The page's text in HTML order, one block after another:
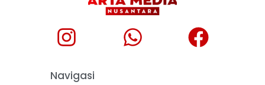
Navigasi